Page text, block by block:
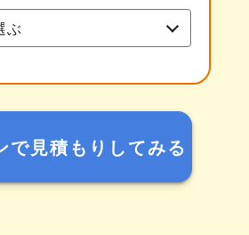
で見積もりしてみる